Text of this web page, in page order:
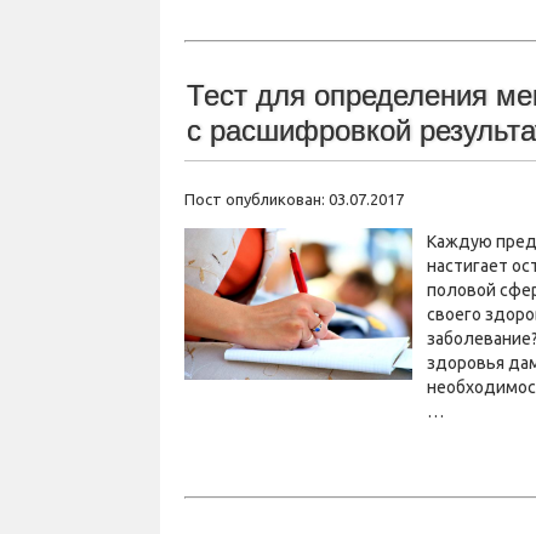
Тест для определения
с расшифровкой
Пост опубликован: 03.07.2017
Каждую
настигает
половой
своего
здоровья
…